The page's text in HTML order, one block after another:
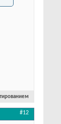
#12